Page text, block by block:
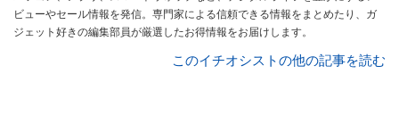
ビューやセール情報を発信。専門家による信頼できる情報をまとめたり、ガ
ジェット好きの編集部員が厳選したお得情報をお届けします。
このイチオシストの他の記事を読む